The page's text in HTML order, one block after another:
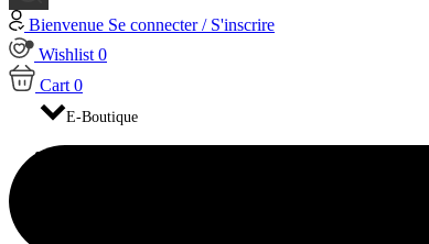
Bienvenue Se connecter / S'inscrire
Wishlist 0
Cart 0
E-Boutique
FROMAGES